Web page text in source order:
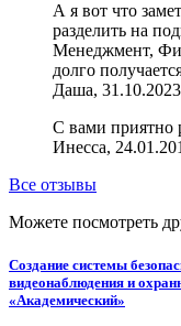
А я вот что
разделить на
Менеджмент,
долго
Даша, 31.10.2023
С вами приятно
Инесса,
Все отзывы
Можете посмотреть
Создание системы
видеонаблюдения и
«Академический»